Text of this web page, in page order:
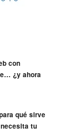
con
¿y ahora
qué sirve
tu